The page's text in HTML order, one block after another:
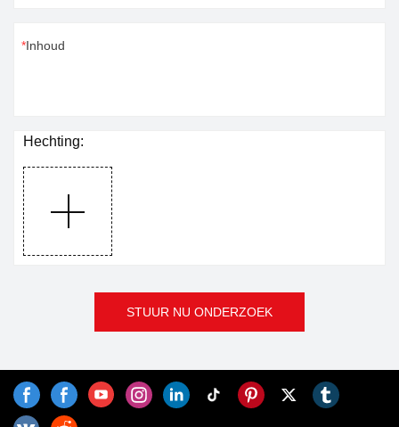
Inhoud
Hechting:
STUUR NU ONDERZOEK